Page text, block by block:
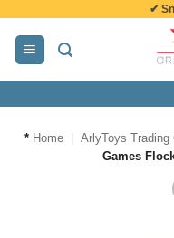
inhoud
✔
* Home ArlyToys Trading
Games